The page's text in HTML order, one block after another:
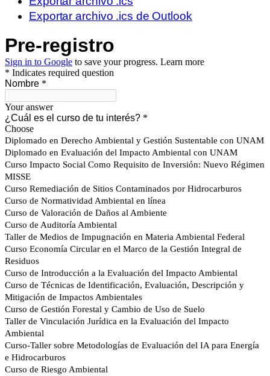
Exportar archivo .ics de Outlook